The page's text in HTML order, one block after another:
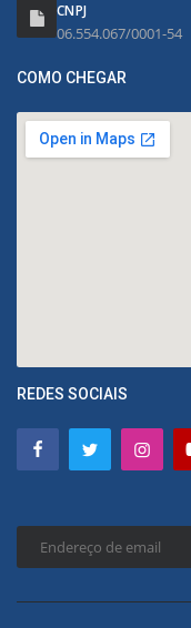
CNPJ
06.554.067/0001-54
COMO CHEGAR
REDES SOCIAIS